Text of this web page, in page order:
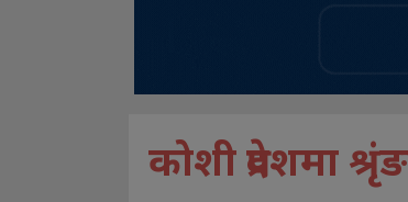
कोशी प्रदेशमा